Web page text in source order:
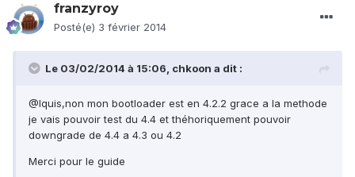
franzyroy
Posté(e) 3 février 2014
Le 03/02/2014 à 15:06, chkoon a dit :
@Iquis,non mon bootloader est en 4.2.2 grace a la methode
je vais pouvoir test du 4.4 et théhoriquement pouvoir
downgrade de 4.4 a 4.3 ou 4.2
Merci pour le guide